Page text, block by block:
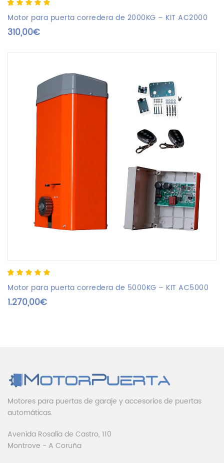
5.00 out of
5
based on
2
customer
ratings
Motor para puerta corredera de 2000KG – KIT AC2000
310,00€
5.00 out of
5
based on
1
customer
rating
Motor para puerta corredera de 5000KG – KIT AC5000
1.270,00€
Motores para puertas de garaje y accesorios de puertas
automáticas.
Avenida Rosalía de Castro, 110
Montrove - A Coruña